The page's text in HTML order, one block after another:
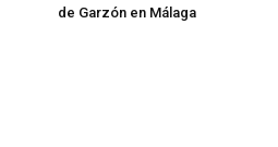
de Garzón en Málaga